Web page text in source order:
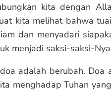
kita dengan
kita melihat bahwa
dan menyadari
menjadi saksi-saksi-
adalah berubah.
menghadap Tuhan